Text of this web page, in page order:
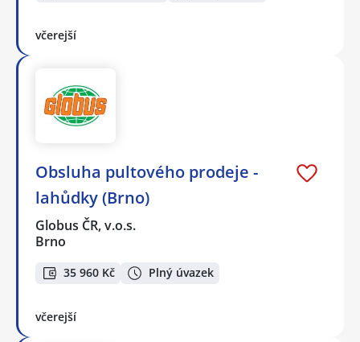
včerejší
Obsluha pultového prodeje -
lahůdky (Brno)
Globus ČR, v.o.s.
Brno
35 960 Kč Plný úvazek
včerejší